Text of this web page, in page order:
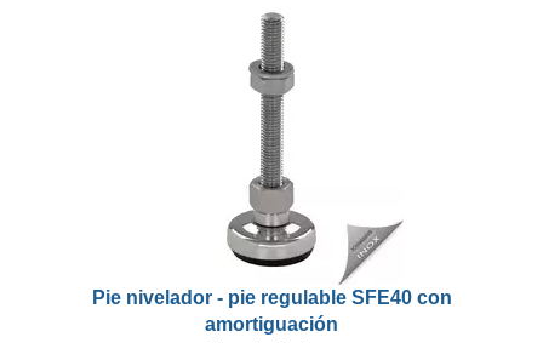
Pie nivelador - pie regulable SFE40 con
amortiguación